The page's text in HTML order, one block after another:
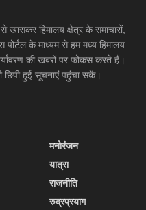
खासकर हिमालय क्षेत्र के समाचारों,
पोर्टल के माध्यम से हम मध्य हिमालय
की खबरों पर फोकस करते हैं।
छिपी हुई सूचनाएं पहुंचा सकें।
मनोरंजन
यात्रा
राजनीति
रुद्रप्रयाग